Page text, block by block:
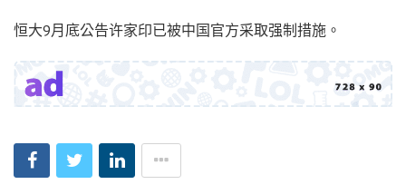
恒大9月底公告许家印已被中国官方采取强制措施。